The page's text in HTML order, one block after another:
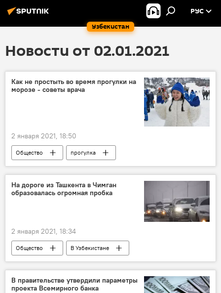
Узбекистан
РУС
Новости от 02.01.2021
Как не простыть во время прогулки на
морозе - советы врача
2 января 2021, 18:50
Общество
прогулка
Коронавирус COVID-19
простуда
советы
врач
На дороге из Ташкента в Чимган
образовалась огромная пробка
2 января 2021, 18:34
Общество
В Узбекистане
автомобили
пробка
Чимган
В правительстве утвердили параметры
проекта Всемирного банка